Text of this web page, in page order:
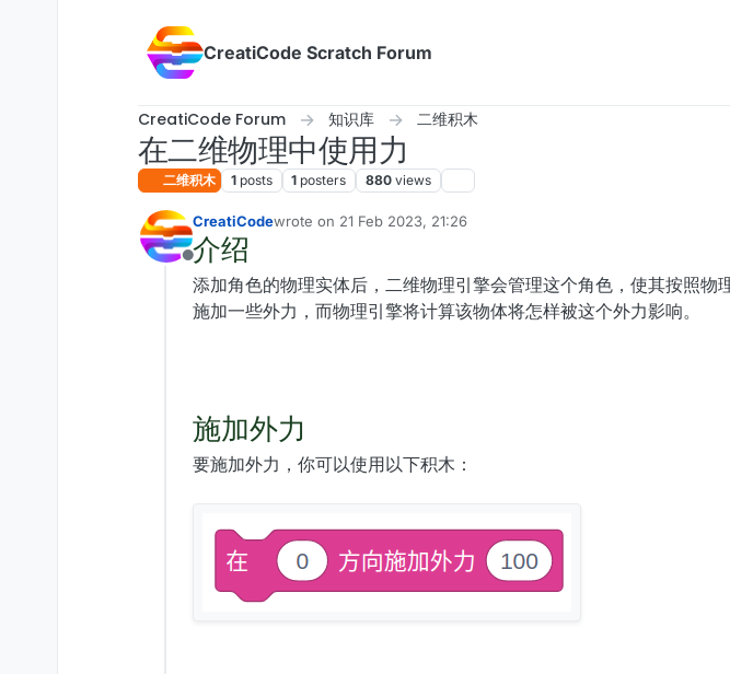
CreatiCode Scratch Forum
CreatiCode Forum 知识库 二维积木
在二维物理中使用力
二维积木 1 posts 1 posters 880 views
Offline
CreatiCodewrote on 21 Feb 2023, 21:26
last edited by admin5 Apr 2025, 17:13
介绍
添加角色的物理实体后，二维物理引擎会管理这个角色，使其按照
施加一些外力，而物理引擎将计算该物体将怎样被这个外力影响。
施加外力
要施加外力，你可以使用以下积木：